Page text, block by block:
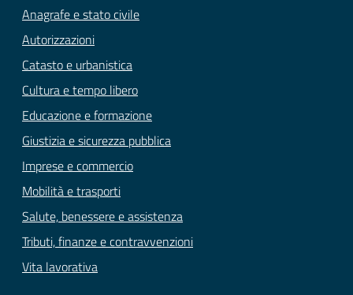
Anagrafe e stato civile
Autorizzazioni
Catasto e urbanistica
Cultura e tempo libero
Educazione e formazione
Giustizia e sicurezza pubblica
Imprese e commercio
Mobilità e trasporti
Salute, benessere e assistenza
Tributi, finanze e contravvenzioni
Vita lavorativa